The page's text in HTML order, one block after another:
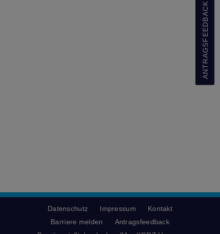
ANTRAGSFEEDBACK
Datenschutz Impressum
Kontakt
Barriere melden
Antragsfeedback